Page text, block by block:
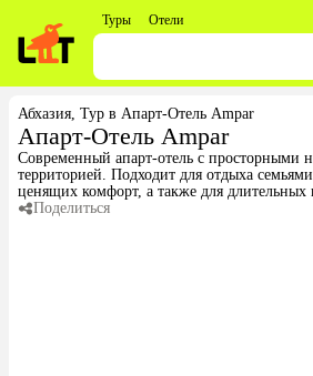
Туры Отели
Абхазия, Тур в Апарт-Отель Ampar
Апарт-Отель Ampar
Современный апарт-отель с просторными
территорией. Подходит для отдыха
ценящих комфорт, а также для длительных
Поделиться